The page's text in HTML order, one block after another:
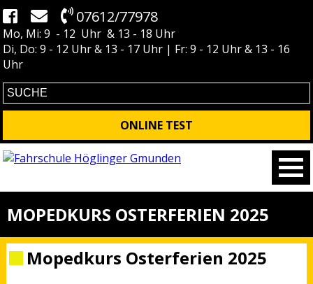
07612/77978
Mo, Mi: 9 - 12 Uhr & 13 - 18 Uhr
Di, Do: 9 - 12 Uhr & 13 - 17 Uhr | Fr: 9 - 12 Uhr & 13 - 16
Uhr
ONLINE TEST
MOPEDKURS OSTERFERIEN 2025
Mopedkurs Osterferien 2025